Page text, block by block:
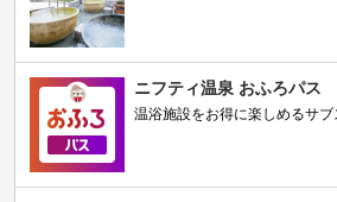
ニフティ温泉 おふろパス
温浴施設をお得に楽しめるサ